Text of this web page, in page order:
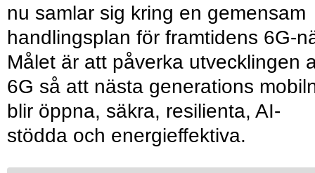
nu samlar sig kring en gemensam
handlingsplan för framtidens 6G-
Målet är att påverka utvecklingen
6G så att nästa generations
blir öppna, säkra, resilienta, AI-
stödda och energieffektiva.